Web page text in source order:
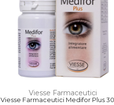
Viesse Farmaceutici
Viesse Farmaceutici Medifor Plus